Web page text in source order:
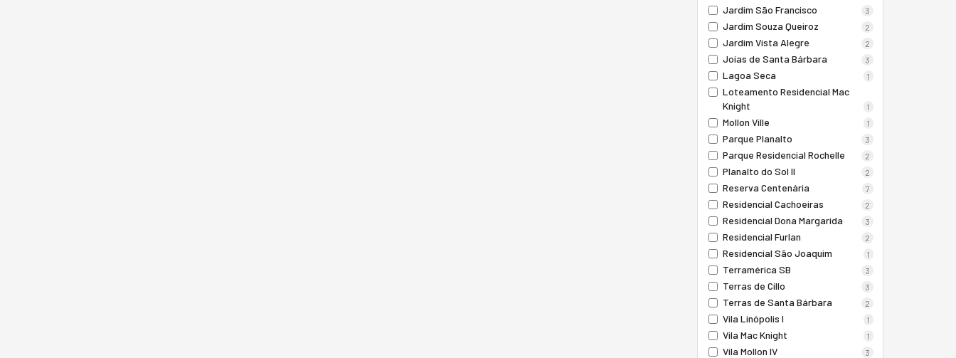
Jardim São Francisco 3
Jardim Souza Queiroz 2
Jardim Vista Alegre 2
Joias de Santa Bárbara 3
Lagoa Seca 1
Loteamento Residencial Mac
Knight
1
Mollon Ville 1
Parque Planalto 3
Parque Residencial Rochelle 2
Planalto do Sol II 2
Reserva Centenária 7
Residencial Cachoeiras 2
Residencial Dona Margarida 3
Residencial Furlan 2
Residencial São Joaquim 1
Terramérica SB 3
Terras de Cillo 3
Terras de Santa Bárbara 2
Vila Linópolis I 1
Vila Mac Knight 1
Vila Mollon IV 3